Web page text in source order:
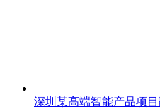
深圳某高端智能产品项目